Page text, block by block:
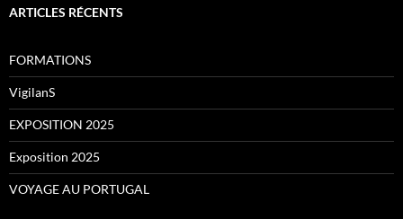
ARTICLES RÉCENTS
FORMATIONS
VigilanS
EXPOSITION 2025
Exposition 2025
VOYAGE AU PORTUGAL